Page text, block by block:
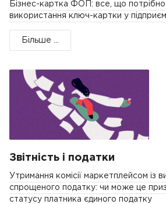
Бізнес-картка ФОП: все, що потрібно
використання ключ-картки у
Більше ...
Звітність і податки
Утримання комісії маркетплейсом із
спрощеного податку: чи може це
статусу платника єдиного податку